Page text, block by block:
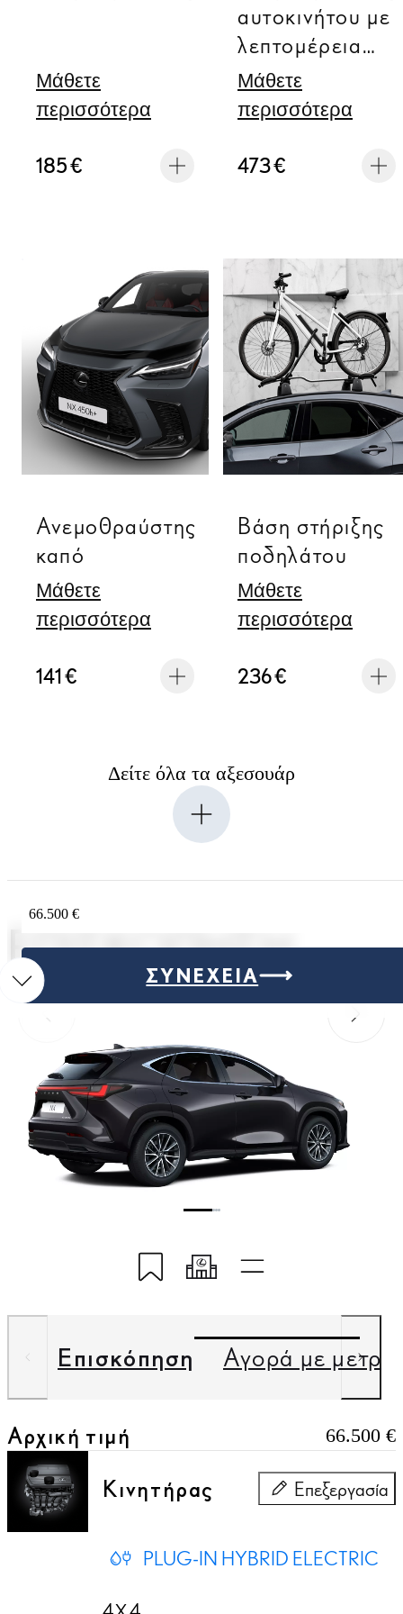
Μάθετε
περισσότερα
185 €
αυτοκινήτου με
λεπτομέρεια
χρωμίου
Μάθετε
περισσότερα
473 €
Ανεμοθραύστης
καπό
Μάθετε
περισσότερα
141 €
Βάση στήριξης
ποδηλάτου
Μάθετε
περισσότερα
236 €
Δείτε όλα τα αξεσουάρ
66.500 €
ΣΥΝΈΧΕΙΑ
ΕΠΙΣΚΌΠΗΣΗ
Αποθήκευση στο MyLexus
Κωδικός διαμόρφωσης
Επισκόπηση Αγορά με
Αρχική τιμή 66.500 €
Κινητήρας Επεξεργασία
Κινητήρας
PLUG-IN HYBRID ELECTRIC